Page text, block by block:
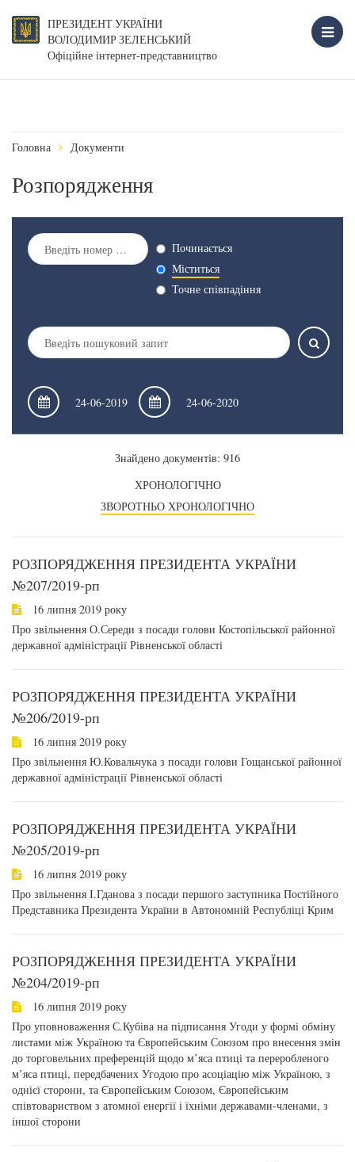
ПРЕЗИДЕНТ УКРАЇНИ
ВОЛОДИМИР ЗЕЛЕНСЬКИЙ
Офіційне інтернет-представництво
Головна Документи
Розпорядження
Починається
Міститься
Точне співпадіння
Знайдено документів: 916
ХРОНОЛОГІЧНО
ЗВОРОТНЬО ХРОНОЛОГІЧНО
РОЗПОРЯДЖЕННЯ ПРЕЗИДЕНТА УКРАЇНИ
№207/2019-рп
16 липня 2019 року
Про звільнення О.Середи з посади голови Костопільської районної
державної адміністрації Рівненської області
РОЗПОРЯДЖЕННЯ ПРЕЗИДЕНТА УКРАЇНИ
№206/2019-рп
16 липня 2019 року
Про звільнення Ю.Ковальчука з посади голови Гощанської районної
державної адміністрації Рівненської області
РОЗПОРЯДЖЕННЯ ПРЕЗИДЕНТА УКРАЇНИ
№205/2019-рп
16 липня 2019 року
Про звільнення І.Гданова з посади першого заступника Постійного
Представника Президента України в Автономній Республіці Крим
РОЗПОРЯДЖЕННЯ ПРЕЗИДЕНТА УКРАЇНИ
№204/2019-рп
16 липня 2019 року
Про уповноваження С.Кубіва на підписання Угоди у формі обміну
листами між Україною та Європейським Союзом про внесення змін
до торговельних преференцій щодо м’яса птиці та переробленого
м’яса птиці, передбачених Угодою про асоціацію між Україною, з
однієї сторони, та Європейським Союзом, Європейським
співтовариством з атомної енергії і їхніми державами-членами, з
іншої сторони